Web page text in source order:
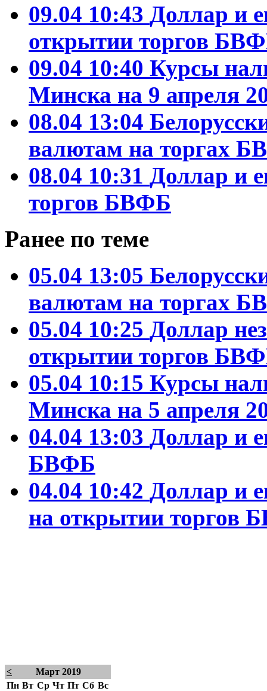
09.04 10:43 Доллар и
открытии торгов
09.04 10:40 Курсы
Минска на 9 апреля
08.04 13:04
валютам на торгах
08.04 10:31 Доллар и
торгов БВФБ
Ранее по теме
05.04 13:05
валютам на торгах
05.04 10:25 Доллар
открытии торгов
05.04 10:15 Курсы
Минска на 5 апреля
04.04 13:03 Доллар и
БВФБ
04.04 10:42 Доллар и
на открытии торгов
<
Март 2019
Пн Вт Ср Чт Пт Сб Вс